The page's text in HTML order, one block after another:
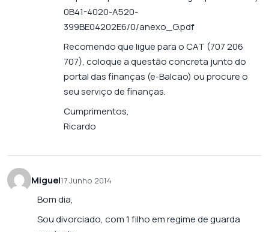
0B41-4020-A520-
399BE04202E6/0/anexo_G.pdf
Recomendo que ligue para o CAT (707 206
707), coloque a questão concreta junto do
portal das finanças (e-Balcao) ou procure o
seu serviço de finanças.
Cumprimentos,
Ricardo
Miguel17 Junho 2014
Bom dia,
Sou divorciado, com 1 filho em regime de guarda